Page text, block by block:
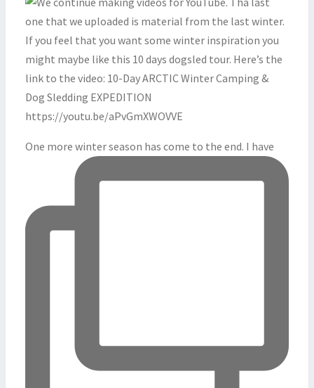
One more winter season has come to the end. I have